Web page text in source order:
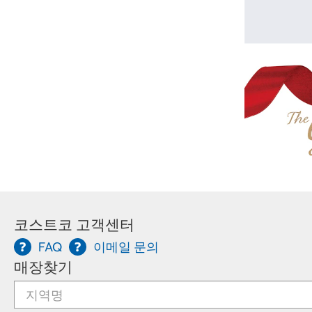
코스트코 고객센터
FAQ 이메일 문의
매장찾기